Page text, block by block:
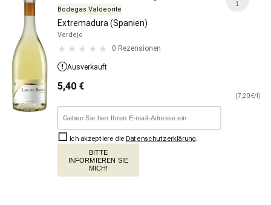
Bodegas Valdeorite
Extremadura (Spanien)
Verdejo
0 Rezensionen
1
Ausverkauft
5,40 €
(7,20 €/l)
Ich akzeptiere die Datenschutzerklärung
BITTE
INFORMIEREN SIE
MICH!